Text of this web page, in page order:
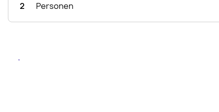
2 Personen